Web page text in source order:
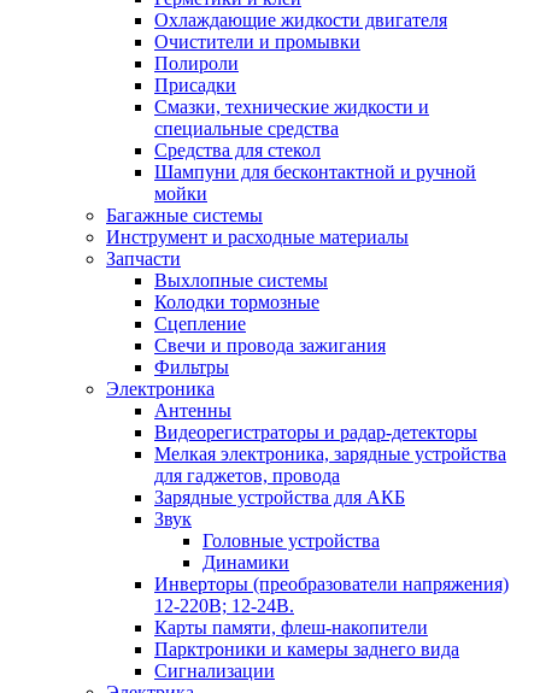
Охлаждающие жидкости двигателя
Очистители и промывки
Полироли
Присадки
Смазки, технические жидкости и
специальные средства
Средства для стекол
Шампуни для бесконтактной и ручной
мойки
Багажные системы
Инструмент и расходные материалы
Запчасти
Выхлопные системы
Колодки тормозные
Сцепление
Свечи и провода зажигания
Фильтры
Электроника
Антенны
Видеорегистраторы и радар-детекторы
Мелкая электроника, зарядные устройства
для гаджетов, провода
Зарядные устройства для АКБ
Звук
Головные устройства
Динамики
Инверторы (преобразователи напряжения)
12-220В; 12-24В.
Карты памяти, флеш-накопители
Парктроники и камеры заднего вида
Сигнализации